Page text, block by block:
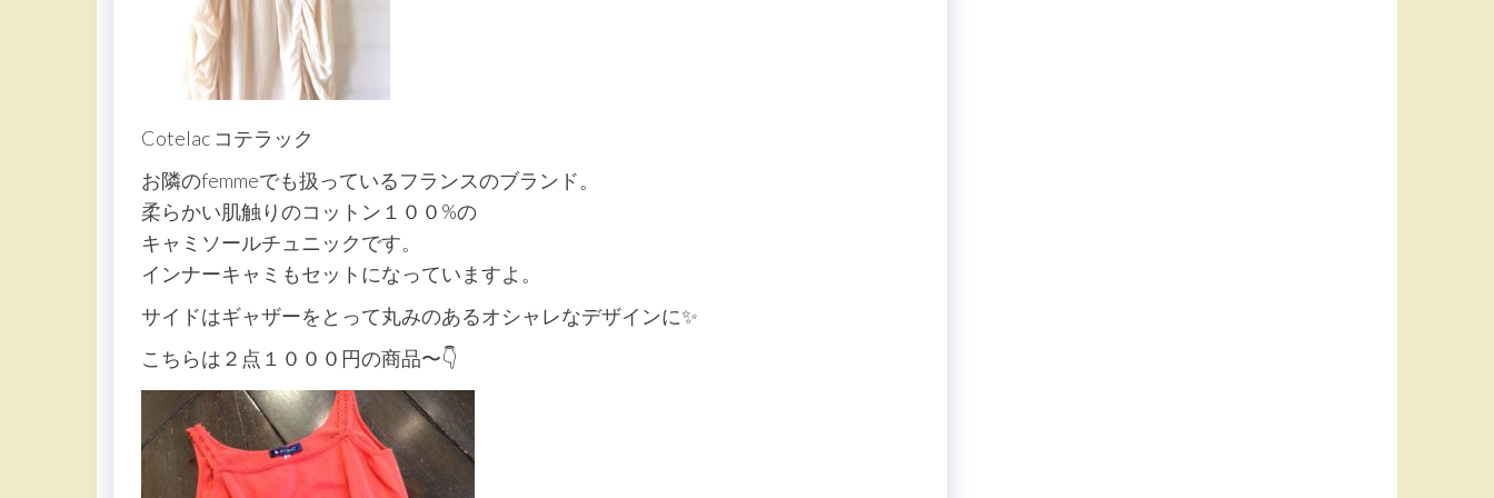
Cotelac コテラック
お隣のfemmeでも扱っているフランスのブランド。
柔らかい肌触りのコットン１００%の
キャミソールチュニックです。
インナーキャミもセットになっていますよ。
サイドはギャザーをとって丸みのあるオシャレなデザインに✨
こちらは２点１０００円の商品〜👇